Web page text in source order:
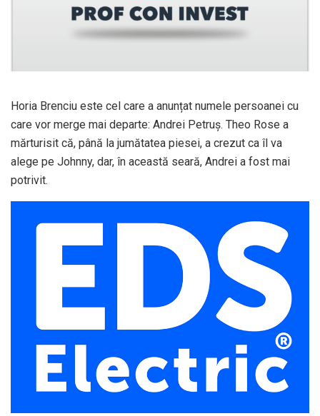
Horia Brenciu este cel care a anunțat numele persoanei cu
care vor merge mai departe: Andrei Petruş. Theo Rose a
mărturisit că, până la jumătatea piesei, a crezut ca îl va
alege pe Johnny, dar, în această seară, Andrei a fost mai
potrivit.